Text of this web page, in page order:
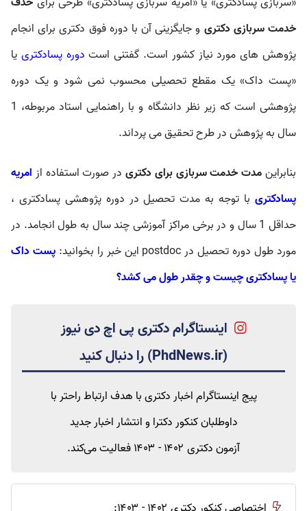
خدمت سربازی دکتری و جایگزینی آن با دوره فوق دکتری برای انجام
پژوهش های مورد نیاز کشور است. گفتنی است دوره پسادکتری یا
«پست داک» یک مقطع تحصیلی محسوب نمی شود و یک دوره
پژوهشی است که زیر نظر دانشگاه و با راهنمایی استاد مربوطه، 1
سال به پژوهش در طرح تحقیق می پرداند.
بنابراینمدت خدمت سربازی برای دکتریدر صورت استفاده از امریه
پسادکتری با توجه به مدت تحصیل در دوره پژوهشی پسادکتری ،
حداقل 1 سال و در برخی مراکز آموزشی چند سال به طول انجامد. در
مورد طول دوره تحصیل در postdoc این خبر را بخوانید:
پست داک
یا پسادکتری چیست و چقدر طول می کشد؟
اینستاگرام دکتریپی اچ دی نیوز
(
PhdNews.ir
)را دنبال کنید
پیجاینستاگرام اخبار دکتریبا هدف ارتباط راحتر با
داوطلبان کنکور دکترا و انتشار اخبار جدید
آزمون دکتری ۱۴۰۲ - ۱۴۰۳
فعالیت می‌کند.